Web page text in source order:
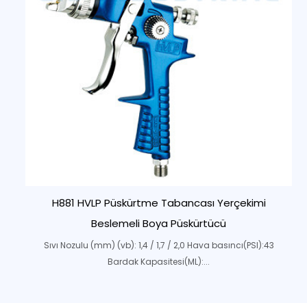
H881 HVLP Püskürtme Tabancası Yerçekimi
Beslemeli Boya Püskürtücü
Sıvı Nozulu (mm) (vb): 1,4 / 1,7 / 2,0 Hava basıncı(PSI):43
Bardak Kapasitesi(ML):...